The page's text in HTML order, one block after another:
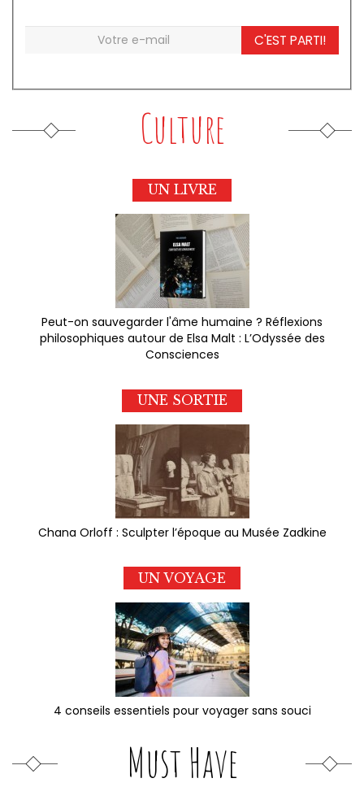
C'EST PARTI!
Culture
UN LIVRE
Peut-on sauvegarder l'âme humaine ? Réflexions
philosophiques autour de Elsa Malt : L’Odyssée des
Consciences
UNE SORTIE
Chana Orloff : Sculpter l’époque au Musée Zadkine
UN VOYAGE
4 conseils essentiels pour voyager sans souci
Must Have